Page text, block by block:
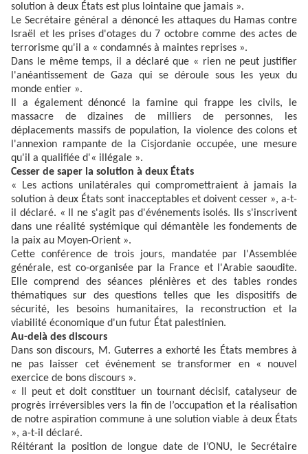
solution à deux États est plus lointaine que jamais ».
Le Secrétaire général a dénoncé les attaques du Hamas contre
Israël et les prises d'otages du 7 octobre comme des actes de
terrorisme qu'il a « condamnés à maintes reprises ».
Dans le même temps, il a déclaré que « rien ne peut justifier
l'anéantissement de Gaza qui se déroule sous les yeux du
monde entier ».
Il a également dénoncé la famine qui frappe les civils, le
massacre de dizaines de milliers de personnes, les
déplacements massifs de population, la violence des colons et
l'annexion rampante de la Cisjordanie occupée, une mesure
qu'il a qualifiée d'« illégale ».
Cesser de saper la solution à deux États
« Les actions unilatérales qui compromettraient à jamais la
solution à deux États sont inacceptables et doivent cesser », a-t-
il déclaré. « Il ne s'agit pas d'événements isolés. Ils s'inscrivent
dans une réalité systémique qui démantèle les fondements de
la paix au Moyen-Orient ».
Cette conférence de trois jours, mandatée par l'Assemblée
générale, est co-organisée par la France et l'Arabie saoudite.
Elle comprend des séances plénières et des tables rondes
thématiques sur des questions telles que les dispositifs de
sécurité, les besoins humanitaires, la reconstruction et la
viabilité économique d'un futur État palestinien.
Au-delà des discours
Dans son discours, M. Guterres a exhorté les États membres à
ne pas laisser cet événement se transformer en « nouvel
exercice de bons discours ».
« Il peut et doit constituer un tournant décisif, catalyseur de
progrès irréversibles vers la fin de l’occupation et la réalisation
de notre aspiration commune à une solution viable à deux États
», a-t-il déclaré.
Réitérant la position de longue date de l’ONU, le Secrétaire